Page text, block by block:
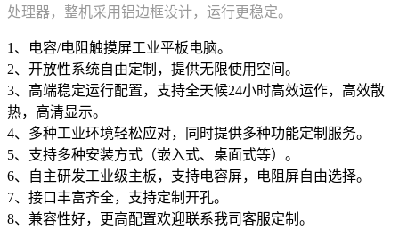
处理器，整机采用铝边框设计，运行更稳定。
1、电容/电阻触摸屏工业平板电脑。
2、开放性系统自由定制，提供无限使用空间。
3、高端稳定运行配置，支持全天候24小时高效运作，高效散
热，高清显示。
4、多种工业环境轻松应对，同时提供多种功能定制服务。
5、支持多种安装方式（嵌入式、桌面式等）。
6、自主研发工业级主板，支持电容屏，电阻屏自由选择。
7、接口丰富齐全，支持定制开孔。
8、兼容性好，更高配置欢迎联系我司客服定制。